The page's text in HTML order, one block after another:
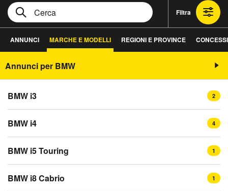
Filtra
ANNUNCI MARCHE E MODELLI REGIONI E PROVINCE
Annunci per BMW
BMW i3 2
BMW i4 4
BMW i5 Touring 1
BMW i8 Cabrio 1